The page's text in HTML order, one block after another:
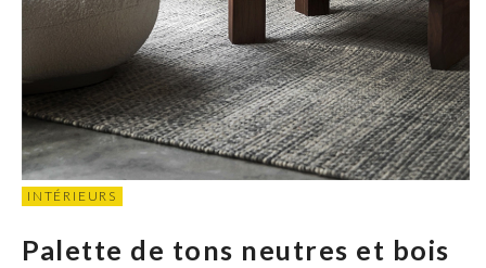
INTÉRIEURS
Palette de tons neutres et bois